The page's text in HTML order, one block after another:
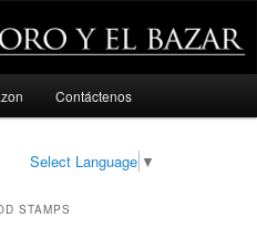
Contáctenos
Select Language ▼
STAMPS